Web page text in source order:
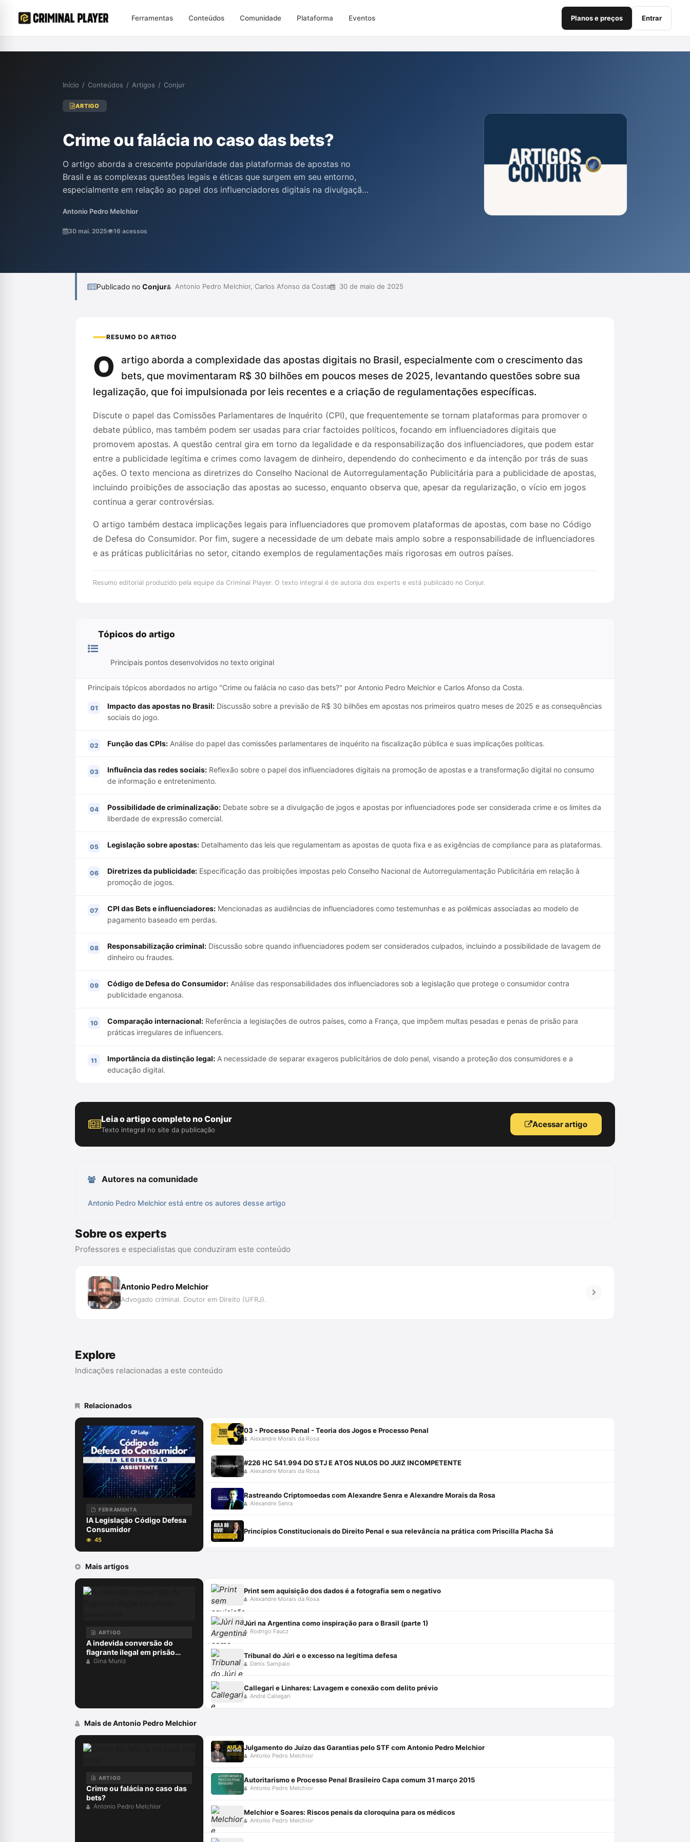
Ferramentas Conteúdos Comunidade Plataforma Eventos Planos e preços Entrar
Início / Conteúdos / Artigos / Conjur
ARTIGO
Crime ou falácia no caso das bets?
O artigo aborda a crescente popularidade das plataformas de apostas no
Brasil e as complexas questões legais e éticas que surgem em seu entorno,
especialmente em relação ao papel dos influenciadores digitais na divulgação
dos influenciadores, enfatizando a necessidade de distinguir entre propósitos
comerciais e práticas ilícitas. O texto também menciona a criação de uma CPI
Antonio Pedro Melchior
30 mai. 2025 16 acessos
Publicado no Conjur Antonio Pedro Melchior, Carlos Afonso da Costa 30 de maio de 2025
RESUMO DO ARTIGO
O
artigo aborda a complexidade das apostas digitais no Brasil, especialmente com o crescimento das
bets, que movimentaram R$ 30 bilhões em poucos meses de 2025, levantando questões sobre sua
legalização, que foi impulsionada por leis recentes e a criação de regulamentações específicas.
Discute o papel das Comissões Parlamentares de Inquérito (CPI), que frequentemente se tornam plataformas para promover o
debate público, mas também podem ser usadas para criar factoides políticos, focando em influenciadores digitais que
promovem apostas. A questão central gira em torno da legalidade e da responsabilização dos influenciadores, que podem estar
entre a publicidade legítima e crimes como lavagem de dinheiro, dependendo do conhecimento e da intenção por trás de suas
ações. O texto menciona as diretrizes do Conselho Nacional de Autorregulamentação Publicitária para a publicidade de apostas,
incluindo proibições de associação das apostas ao sucesso, enquanto observa que, apesar da regularização, o vício em jogos
continua a gerar controvérsias.
O artigo também destaca implicações legais para influenciadores que promovem plataformas de apostas, com base no Código
de Defesa do Consumidor. Por fim, sugere a necessidade de um debate mais amplo sobre a responsabilidade de influenciadores
e as práticas publicitárias no setor, citando exemplos de regulamentações mais rigorosas em outros países.
Resumo editorial produzido pela equipe da Criminal Player. O texto integral é de autoria dos experts e está publicado no Conjur.
Tópicos do artigo
Principais pontos desenvolvidos no texto original
Principais tópicos abordados no artigo "Crime ou falácia no caso das bets?" por Antonio Pedro Melchior e Carlos Afonso da Costa.
Impacto das apostas no Brasil: Discussão sobre a previsão de R$ 30 bilhões em apostas nos primeiros quatro meses de 2025 e as consequências
sociais do jogo.
Função das CPIs: Análise do papel das comissões parlamentares de inquérito na fiscalização pública e suas implicações políticas.
Influência das redes sociais: Reflexão sobre o papel dos influenciadores digitais na promoção de apostas e a transformação digital no consumo
de informação e entretenimento.
Possibilidade de criminalização: Debate sobre se a divulgação de jogos e apostas por influenciadores pode ser considerada crime e os limites da
liberdade de expressão comercial.
Legislação sobre apostas: Detalhamento das leis que regulamentam as apostas de quota fixa e as exigências de compliance para as plataformas.
Diretrizes da publicidade: Especificação das proibições impostas pelo Conselho Nacional de Autorregulamentação Publicitária em relação à
promoção de jogos.
CPI das Bets e influenciadores: Mencionadas as audiências de influenciadores como testemunhas e as polêmicas associadas ao modelo de
pagamento baseado em perdas.
Responsabilização criminal: Discussão sobre quando influenciadores podem ser considerados culpados, incluindo a possibilidade de lavagem de
dinheiro ou fraudes.
Código de Defesa do Consumidor: Análise das responsabilidades dos influenciadores sob a legislação que protege o consumidor contra
publicidade enganosa.
Comparação internacional: Referência a legislações de outros países, como a França, que impõem multas pesadas e penas de prisão para
práticas irregulares de influencers.
Importância da distinção legal: A necessidade de separar exageros publicitários de dolo penal, visando a proteção dos consumidores e a
educação digital.
Leia o artigo completo no Conjur
Texto integral no site da publicação
Acessar artigo
Autores na comunidade
Antonio Pedro Melchior está entre os autores desse artigo
Sobre os experts
Professores e especialistas que conduziram este conteúdo
Antonio Pedro Melchior
Advogado criminal. Doutor em Direito (UFRJ).
Explore
Indicações relacionadas a este conteúdo
Relacionados
FERRAMENTA
IA Legislação Código Defesa
Consumidor
45
03 - Processo Penal - Teoria dos Jogos e Processo Penal
Alexandre Morais da Rosa
#226 HC 541.994 DO STJ E ATOS NULOS DO JUIZ INCOMPETENTE
Alexandre Morais da Rosa
Rastreando Criptomoedas com Alexandre Senra e Alexandre Morais da Rosa
Alexandre Senra
Princípios Constitucionais do Direito Penal e sua relevância na prática com Priscilla Placha Sá
Mais artigos
ARTIGO
A indevida conversão do
flagrante ilegal em prisão
preventiva
Gina Muniz
Print sem aquisição dos dados é a fotografia sem o negativo
Alexandre Morais da Rosa
Júri na Argentina como inspiração para o Brasil (parte 1)
Rodrigo Faucz
Tribunal do Júri e o excesso na legítima defesa
Denis Sampaio
Callegari e Linhares: Lavagem e conexão com delito prévio
André Callegari
Mais de Antonio Pedro Melchior
ARTIGO
Crime ou falácia no caso das
bets?
Antonio Pedro Melchior
Julgamento do Juízo das Garantias pelo STF com Antonio Pedro Melchior
Antonio Pedro Melchior
Autoritarismo e Processo Penal Brasileiro Capa comum 31 março 2015
Antonio Pedro Melchior
Melchior e Soares: Riscos penais da cloroquina para os médicos
Antonio Pedro Melchior